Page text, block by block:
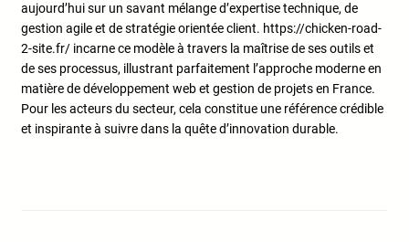
aujourd’hui sur un savant mélange d’expertise technique, de
gestion agile et de stratégie orientée client. https://chicken-road-
2-site.fr/ incarne ce modèle à travers la maîtrise de ses outils et
de ses processus, illustrant parfaitement l’approche moderne en
matière de développement web et gestion de projets en France.
Pour les acteurs du secteur, cela constitue une référence crédible
et inspirante à suivre dans la quête d’innovation durable.